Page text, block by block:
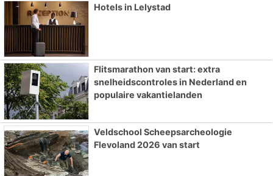
Hotels in Lelystad
Flitsmarathon van start: extra
snelheidscontroles in Nederland en
populaire vakantielanden
Veldschool Scheepsarcheologie
Flevoland 2026 van start